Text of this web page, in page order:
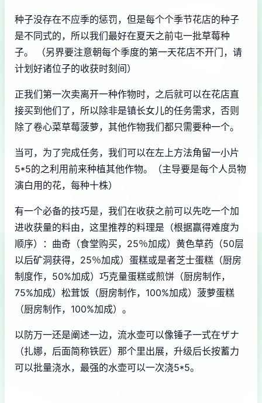
种子没存在不应季的惩罚，但是每个个季节花店的种子
是不同式的，所以我们最好在夏天之前屯一批草莓种
子。 （另界要注意朝每个季度的第一天花店不开门，请
计划好诸位子的收获时刻间）
正我们第一次卖离开一种作物时，之后就可以在花店直
接买到他们了，所以除非是镇长女儿的任务需求，否则
除了卷心菜草莓菠萝，其他作物我们都只需要种一个。
当可，为了完成任务，我们可以在左上方法角留一小片
5*5的之利用前来种植其他作物。（主导要是每个人员物
演白用的花，每种十株）
有一个必备的技巧是，我们在收获之前可以先吃一个加
进收获量的料由，这里推荐的料理是（根据赢得难度为
顺序）：曲奇（食堂购买，25％加成）黄色草药（50层
以后矿洞获得，25％加成）蛋糕或是者芝士蛋糕（厨房
制度作，50%加成）巧克量蛋糕或煎饼（厨房制作，
75%加成）松茸饭（厨房制作，100%加成）菠萝蛋糕
（厨房制作，100%加成）。
以防万一还是阐述一边，流水壶可以像锤子一式在ザナ
（扎娜，后面简称铁匠）那个里出展，升级后长按蓄力
可以批量浇水，最强的水壶可以一次浇5*5。